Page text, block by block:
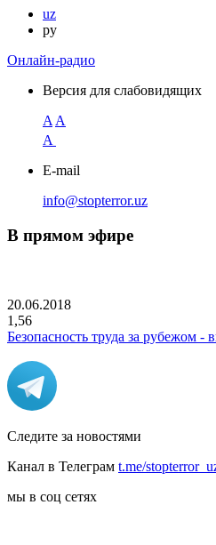
uz
ру
Онлайн-радио
Версия для слабовидящих
A A
A
E-mail
info@stopterror.uz
В прямом эфире
20.06.2018
1,56
Безопасность труда за рубежом -
Следите за новостями
Канал в Телеграм t.me/
мы в соц сетях